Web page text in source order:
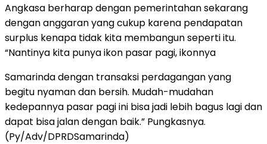
Angkasa berharap dengan pemerintahan sekarang
dengan anggaran yang cukup karena pendapatan
surplus kenapa tidak kita membangun seperti itu.
“Nantinya kita punya ikon pasar pagi, ikonnya
Samarinda dengan transaksi perdagangan yang
begitu nyaman dan bersih. Mudah-mudahan
kedepannya pasar pagi ini bisa jadi lebih bagus lagi dan
dapat bisa jalan dengan baik.” Pungkasnya.
(Py/Adv/DPRDSamarinda)